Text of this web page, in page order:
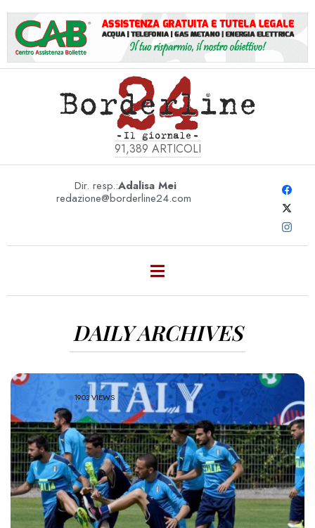
91,389 ARTICOLI
Dir. resp.:Adalisa Mei
redazione@borderline24.com
DAILY ARCHIVES
1903 VIEWS